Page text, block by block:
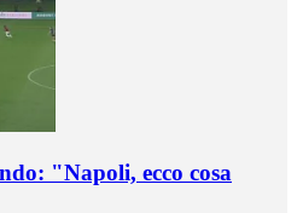
"Napoli, ecco cosa